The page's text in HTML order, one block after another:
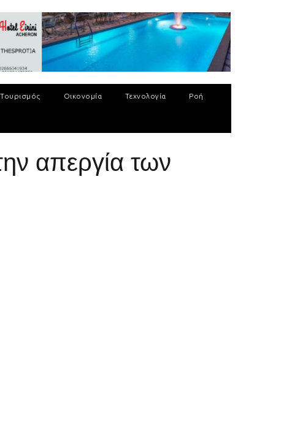
Τουρισμός Οικονομία Τεχνολογία Ροή
απεργία των